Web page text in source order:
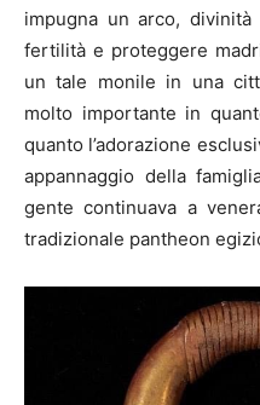
impugna un arco,
fertilità e proteggere
un tale monile in una
molto importante in
quanto l’adorazione
appannaggio della
gente continuava a
tradizionale pantheon